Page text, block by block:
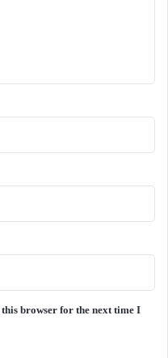
browser for the next time I